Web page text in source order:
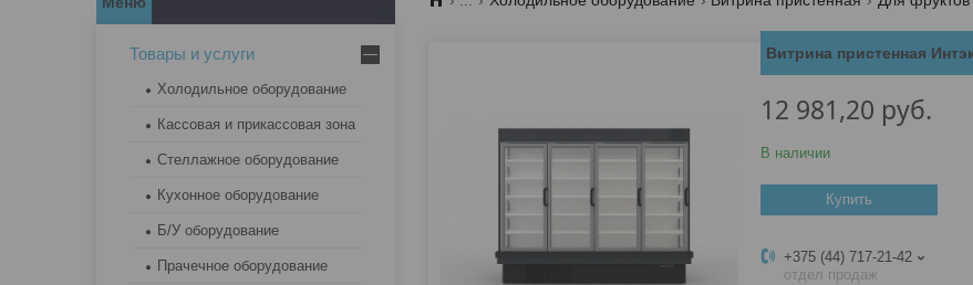
Витрина пристенная
12 981,20 руб.
В наличии
Купить
+375 (44) 717-21-42
отдел продаж
Товары и услуги
Холодильное оборудование
Кассовая и прикассовая зона
Стеллажное оборудование
Кухонное оборудование
Б/У оборудование
Прачечное оборудование